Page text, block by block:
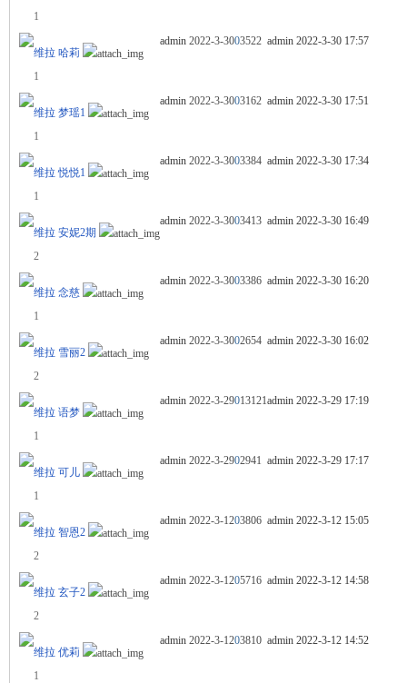
1
维拉 哈莉
1
admin 2022-3-3003522 admin 2022-3-30 17:57
维拉 梦瑶1
1
admin 2022-3-3003162 admin 2022-3-30 17:51
维拉 悦悦1
1
admin 2022-3-3003384 admin 2022-3-30 17:34
维拉 安妮2期
2
admin 2022-3-3003413 admin 2022-3-30 16:49
维拉 念慈
1
admin 2022-3-3003386 admin 2022-3-30 16:20
维拉 雪丽2
2
admin 2022-3-3002654 admin 2022-3-30 16:02
维拉 语梦
1
admin 2022-3-29013121admin 2022-3-29 17:19
维拉 可儿
1
admin 2022-3-2902941 admin 2022-3-29 17:17
维拉 智恩2
2
admin 2022-3-1203806 admin 2022-3-12 15:05
维拉 玄子2
2
admin 2022-3-1205716 admin 2022-3-12 14:58
维拉 优莉
1
admin 2022-3-1203810 admin 2022-3-12 14:52